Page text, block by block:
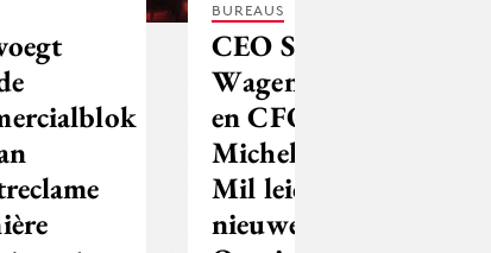
BUREAUS
CEO Saskia
Wagenmakers
en CFO
Michel van
Mil leiden het
nieuwe